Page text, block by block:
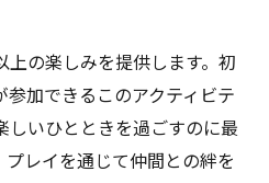
上の楽しみを提供します。初
加できるこのアクティビテ
しいひとときを過ごすのに最
レイを通じて仲間との絆を